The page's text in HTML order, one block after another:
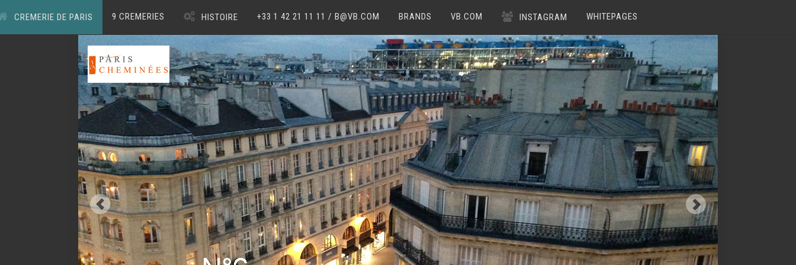
CREMERIE DE PARIS 9 CREMERIES HISTOIRE +33 1 42 21 11 11 / B@VB.COM BRANDS VB.COM INSTAGRAM WHITEPAGES